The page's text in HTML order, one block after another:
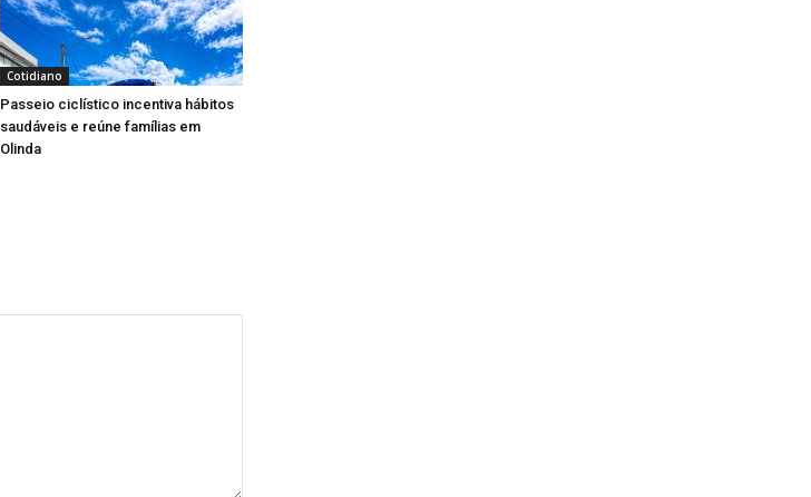
Cotidiano
Passeio ciclístico incentiva hábitos
saudáveis e reúne famílias em
Olinda